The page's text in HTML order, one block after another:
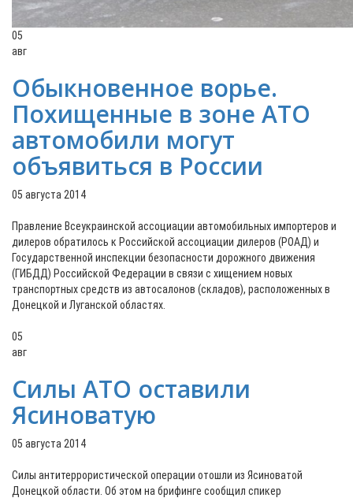
05
авг
Обыкновенное ворье.
Похищенные в зоне АТО
автомобили могут
объявиться в России
05 августа 2014
Правление Всеукраинской ассоциации автомобильных импортеров и
дилеров обратилось к Российской ассоциации дилеров (РОАД) и
Государственной инспекции безопасности дорожного движения
(ГИБДД) Российской Федерации в связи с хищением новых
транспортных средств из автосалонов (складов), расположенных в
Донецкой и Луганской областях.
05
авг
Силы АТО оставили
Ясиноватую
05 августа 2014
Силы антитеррористической операции отошли из Ясиноватой
Донецкой области. Об этом на брифинге сообщил спикер